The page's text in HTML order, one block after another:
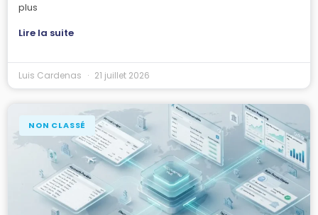
plus
Lire la suite
Luis Cardenas 21 juillet 2026
NON CLASSÉ